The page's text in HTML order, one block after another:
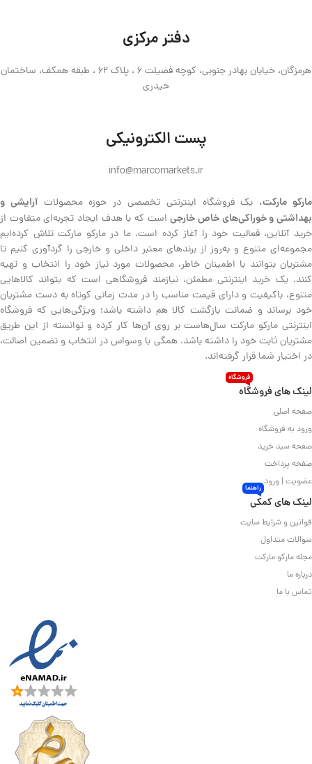
دفتر مرکزی
هرمزگان، خیابان بهادر جنوبی، کوچه فضیلت 6 ، پلاک 62 ، طبقه همکف، ساختمان
حیدری
پست الکترونیکی
info@marcomarkets.ir
مارکو مارکت، یک فروشگاه اینترنتی تخصصی در حوزه محصولاتآرایشی و
بهداشتی و خوراکی‌های خاص خارجیاست که با هدف ایجاد تجربه‌ای متفاوت از
خرید آنلاین، فعالیت خود را آغاز کرده است. ما در مارکو مارکت تلاش کرده‌ایم
مجموعه‌ای متنوع و به‌روز از برندهای معتبر داخلی و خارجی را گردآوری کنیم تا
مشتریان بتوانند با اطمینان خاطر، محصولات مورد نیاز خود را انتخاب و تهیه
کنند. یک خرید اینترنتی مطمئن، نیازمند فروشگاهی است که بتواند کالاهایی
متنوع، باکیفیت و دارای قیمت مناسب را در مدت زمانی کوتاه به دست مشتریان
خود برساند و ضمانت بازگشت کالا هم داشته باشد؛ ویژگی‌هایی که فروشگاه
اینترنتی مارکو مارکت سال‌هاست بر روی آن‌ها کار کرده و توانسته از این طریق
مشتریان ثابت خود را داشته باشد. همگی با وسواس در انتخاب و تضمین اصالت،
در اختیار شما قرار گرفته‌اند.
لینک های فروشگاه
فروشگاه
صفحه اصلی
ورود به فروشگاه
صفحه سبد خرید
صفحه پرداخت
عضویت | ورود
لینک های کمکی
راهنما
قوانین و شرایط سایت
سوالات متداول
مجله مارکو مارکت
درباره ما
تماس با ما